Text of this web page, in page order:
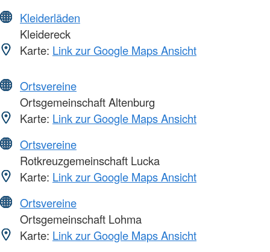
Kleiderläden
Kleidereck
Karte: Link zur Google Maps Ansicht
Ortsvereine
Ortsgemeinschaft Altenburg
Karte: Link zur Google Maps Ansicht
Ortsvereine
Rotkreuzgemeinschaft Lucka
Karte: Link zur Google Maps Ansicht
Ortsvereine
Ortsgemeinschaft Lohma
Karte: Link zur Google Maps Ansicht